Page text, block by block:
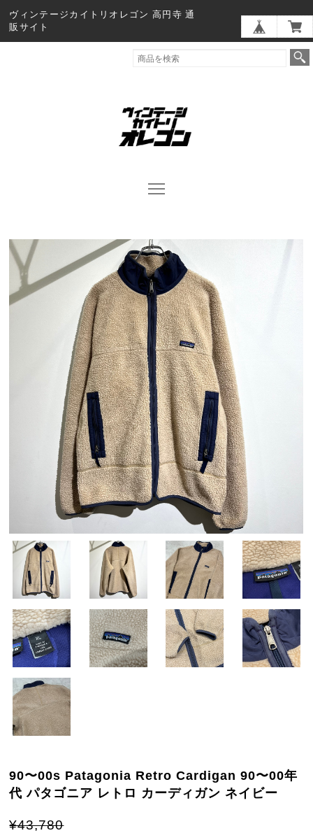
ヴィンテージカイトリオレゴン 高円寺 通
販サイト
90〜00s Patagonia Retro Cardigan 90〜00年
代 パタゴニア レトロ カーディガン ネイビー
¥43,780